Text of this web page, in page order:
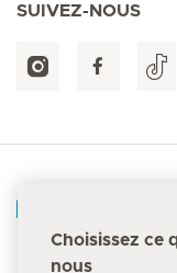
SUIVEZ-NOUS
Numéro d'urgence
Choisissez ce
nous